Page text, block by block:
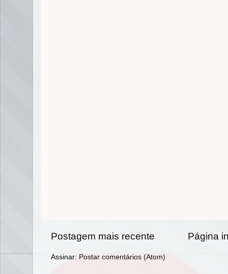
Postagem mais recente Página
Assinar: Postar comentários (Atom)